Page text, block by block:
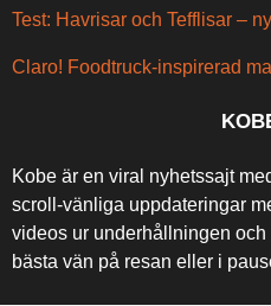
Test: Havrisar och Tefflisar –
Claro! Foodtruck-inspirerad
Kobe är en viral nyhetssajt
scroll-vänliga uppdateringar
videos ur underhållningen
bästa vän på resan eller i